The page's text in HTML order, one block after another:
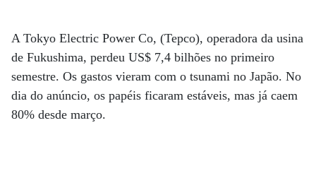
A Tokyo Electric Power Co, (Tepco), operadora da usina
de Fukushima, perdeu US$ 7,4 bilhões no primeiro
semestre. Os gastos vieram com o tsunami no Japão. No
dia do anúncio, os papéis ficaram estáveis, mas já caem
80% desde março.